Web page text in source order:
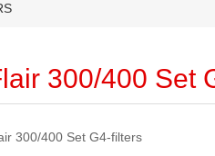
300/400 Set
300/400 Set G4-filters